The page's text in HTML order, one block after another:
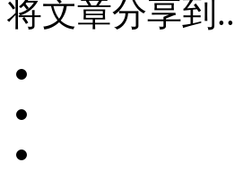
将文章分享到..